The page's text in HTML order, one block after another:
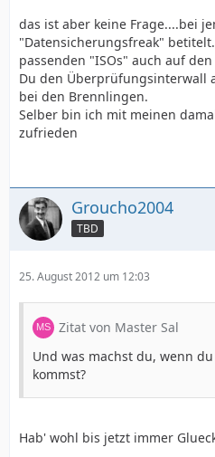
das ist aber keine Frage....bei
"Datensicherungsfreak"
passenden "ISOs" auch auf
Du den Überprüfungsinterwall
bei den Brennlingen.
Selber bin ich mit meinen
zufrieden
Groucho2004
TBD
25. August 2012 um 12:03
Zitat von Master Sal
Und was machst du, wenn
kommst?
Hab' wohl bis jetzt immer